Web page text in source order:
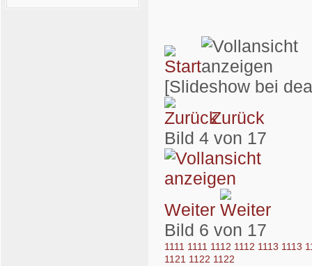
[Slideshow bei
Zurück
Bild 4 von 17
Weiter
Bild 6 von 17
1111 1111 1112 1112 1113 1113
1121 1122 1122